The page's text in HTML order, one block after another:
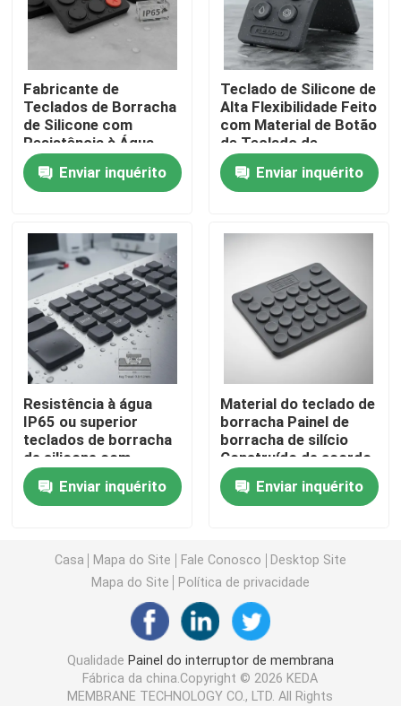
Quem Somos
Fábrica
Controle de Qualidade
Fale Conosco
Pedir um orçamento
Painel do interruptor de membrana
Interruptor de membrana do ANIMAL DE ESTIMAÇÃO
Interruptor de membrana de FPC
Interruptor de membrana do diodo emissor de luz
Interruptor de membrana do PWB
Painel de Interruptor de Acrílico
Teclados numéricos da borracha de silicone
Fabricante de
Teclados de Borracha
de Silicone com
Resistência à Água
IP65 ou Superior e
Boa Estabilidade de
Cor para Interfaces de
Enviar inquérito
Teclado de Silicone de
Alta Flexibilidade Feito
com Material de Botão
de Teclado de
Borracha Oferecendo
Desempenho em
Ambientes Hostis
Enviar inquérito
Resistência à água
IP65 ou superior
teclados de borracha
de silicone com
viagem de chave
personalizável 0,8-1,2
mm e alta resistência
Enviar inquérito
Material do teclado de
borracha Painel de
borracha de silício
Construído de acordo
com o pedido
personalizado
Garantindo
confortável
Enviar inquérito
Casa Mapa do Site Fale Conosco
Desktop Site
Mapa do Site
Política de privacidade
Qualidade Painel do interruptor de membrana
Fábrica da china.Copyright © 2026 KEDA
MEMBRANE TECHNOLOGY CO., LTD. All Rights